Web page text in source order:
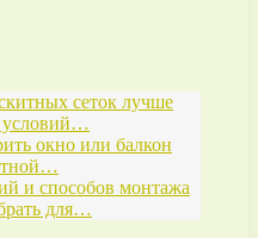
сеток лучше
условий…
окно или балкон
и способов монтажа
для…